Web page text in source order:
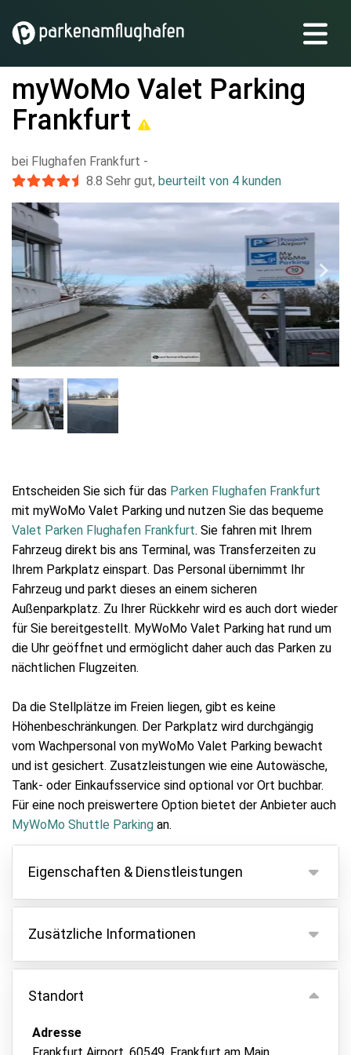
myWoMo Valet Parking
Frankfurt
bei Flughafen Frankfurt -
8.8 Sehr gut, beurteilt von 4 kunden
Entscheiden Sie sich für das Parken Flughafen Frankfurt
mit myWoMo Valet Parking und nutzen Sie das bequeme
Valet Parken Flughafen Frankfurt. Sie fahren mit Ihrem
Fahrzeug direkt bis ans Terminal, was Transferzeiten zu
Ihrem Parkplatz einspart. Das Personal übernimmt Ihr
Fahrzeug und parkt dieses an einem sicheren
Außenparkplatz. Zu Ihrer Rückkehr wird es auch dort wieder
für Sie bereitgestellt. MyWoMo Valet Parking hat rund um
die Uhr geöffnet und ermöglicht daher auch das Parken zu
nächtlichen Flugzeiten.
Da die Stellplätze im Freien liegen, gibt es keine
Höhenbeschränkungen. Der Parkplatz wird durchgängig
vom Wachpersonal von myWoMo Valet Parking bewacht
und ist gesichert. Zusatzleistungen wie eine Autowäsche,
Tank- oder Einkaufsservice sind optional vor Ort buchbar.
Für eine noch preiswertere Option bietet der Anbieter auch
MyWoMo Shuttle Parking an.
Eigenschaften & Dienstleistungen
Eigenschaften
Parken innen
Fahrzeugschlüssel behalten
Autowäsche
Überwachtes Parken
Zusätzliche Informationen
Sollte Ihr Auto eine Übergröße haben, zahlen Sie
einen Aufschlag von 20 €.
zwischen 22:00 und 06:00 Uhr an- oder abreisen.
Alle zusätzlichen Kosten müssen vor Ort an den
Standort
Adresse
Frankfurt Airport, 60549, Frankfurt am Main